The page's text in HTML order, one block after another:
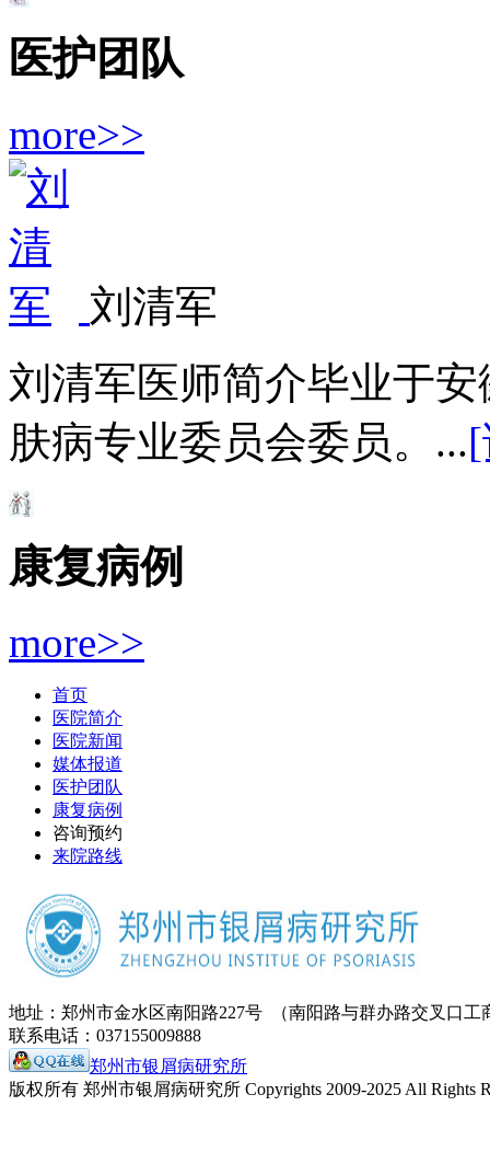
医护团队
more>>
刘清军
刘清军医师简介毕业于
肤病专业委员会委员。...
康复病例
more>>
首页
医院简介
医院新闻
媒体报道
医护团队
康复病例
咨询预约
来院路线
地址：郑州市金水区南阳路227号 （南阳路与群办路交叉口工
联系电话：037155009888
郑州市银屑病研究所
版权所有 郑州市银屑病研究所 Copyrights 2009-2025 All Rights